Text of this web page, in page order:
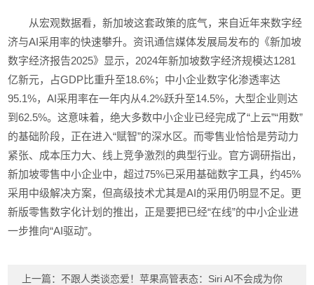
从宏观数据看，新加坡这套政策的底气，来自近年来数字经
济与AI采用率的快速攀升。资讯通信媒体发展局发布的《新加坡
数字经济报告2025》显示，2024年新加坡数字经济规模达1281
亿新元，占GDP比重升至18.6%；中小企业数字化渗透率达
95.1%，AI采用率在一年内从4.2%跃升至14.5%，大型企业则达
到62.5%。这意味着，绝大多数中小企业已经完成了“上云”“用数”
的基础阶段，正在进入“赋智”的深水区。而零售业恰恰是劳动力
紧张、成本压力大、线上竞争激烈的典型行业。官方调研指出，
新加坡零售中小企业中，超过75%已采用基础数字工具，约45%
采用中级解决方案，但高级技术尤其是AI的采用仍明显不足。更
新版零售数字化计划的推出，正是要把已经“在线”的中小企业进
一步推向“AI驱动”。
上一篇： 不跟人类谈恋爱！苹果高管表态：Siri AI不会成为你